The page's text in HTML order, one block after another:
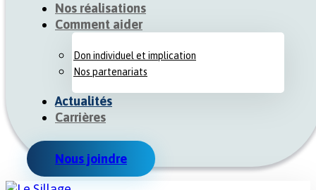
Nos réalisations
Comment aider
Don individuel et implication
Nos partenariats
Actualités
Carrières
Nous joindre